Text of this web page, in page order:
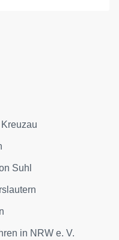
Suhl
in NRW e. V.